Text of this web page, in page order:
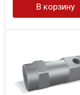
В корзину